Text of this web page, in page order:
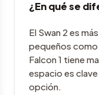
¿En qué se
El Swan 2 es
pequeños como
Falcon 1 tiene
espacio es clave
opción.